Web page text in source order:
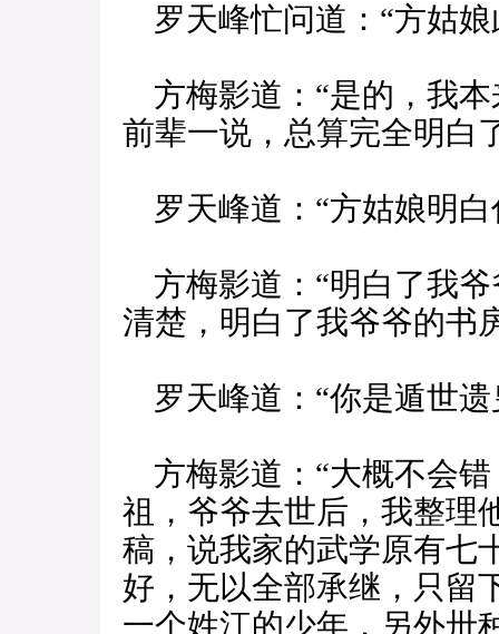
罗天峰忙问道：“方姑娘
方梅影道：“是的，我
前辈一说，总算完全明白
罗天峰道：“方姑娘明白
方梅影道：“明白了我
清楚，明白了我爷爷的书
罗天峰道：“你是遁世遗
方梅影道：“大概不会
祖，爷爷去世后，我整理
稿，说我家的武学原有七
好，无以全部承继，只留
一个姓江的少年，另外卅